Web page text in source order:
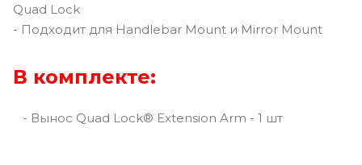
Quad Lock
- Подходит для Handlebar Mount и Mirror Mount
В комплекте:
- Вынос Quad Lock® Extension Arm - 1 шт